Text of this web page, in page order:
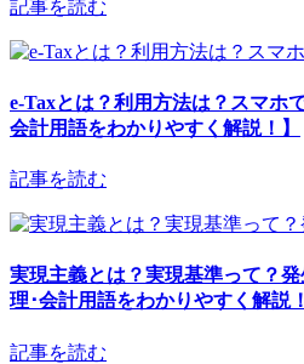
記事を読む
e-Taxとは？利用方法は？スマホ
会計用語をわかりやすく解説！】
記事を読む
実現主義とは？実現基準って？
理･会計用語をわかりやすく解説！
記事を読む